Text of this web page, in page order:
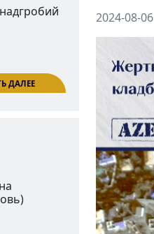
и надгробий
ЧИТАТЬ ДАЛЕЕ
2024-08-06